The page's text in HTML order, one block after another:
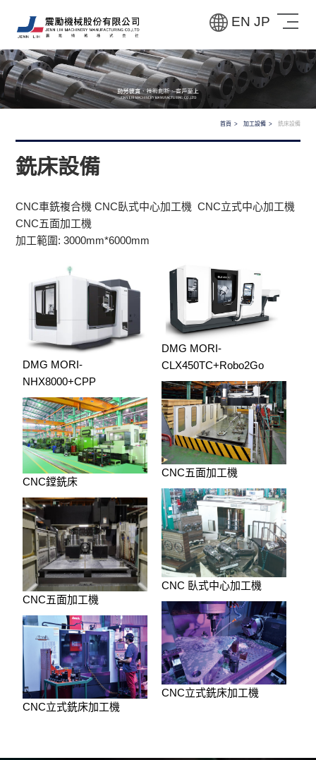
EN JP
首頁 加工設備 銑床設備
銑床設備
CNC車銑複合機 CNC臥式中心加工機 CNC立式中心加工機
CNC五面加工機
加工範圍: 3000mm*6000mm
DMG MORI-
NHX8000+CPP
CNC鏜銑床
CNC五面加工機
CNC立式銑床加工機
DMG MORI-
CLX450TC+Robo2Go
CNC五面加工機
CNC 臥式中心加工機
CNC立式銑床加工機